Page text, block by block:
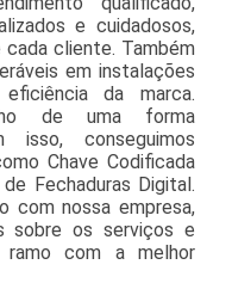
e cuidadosos,
cliente. Também
em instalações
da marca.
de uma forma
isso, conseguimos
Chave Codificada
Fechaduras Digital.
com nossa empresa,
sobre os serviços e
ramo com a melhor